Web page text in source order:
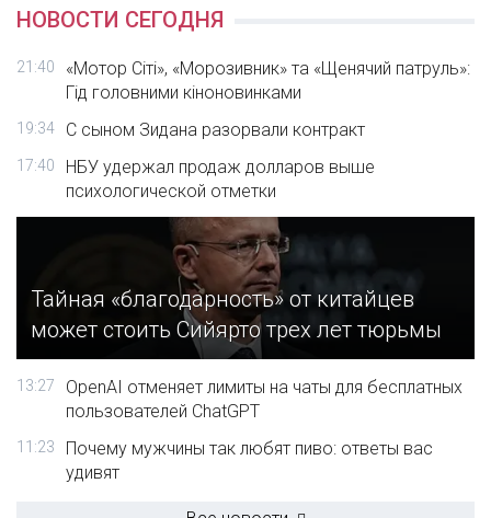
НОВОСТИ СЕГОДНЯ
21:40
«Мотор Сіті», «Морозивник» та «Щенячий патруль»:
Гід головними кіноновинками
19:34 С сыном Зидана разорвали контракт
17:40
НБУ удержал продаж долларов выше
психологической отметки
Тайная «благодарность» от китайцев
может стоить Сийярто трех лет тюрьмы
13:27
OpenAI отменяет лимиты на чаты для бесплатных
пользователей ChatGPT
11:23
Почему мужчины так любят пиво: ответы вас
удивят